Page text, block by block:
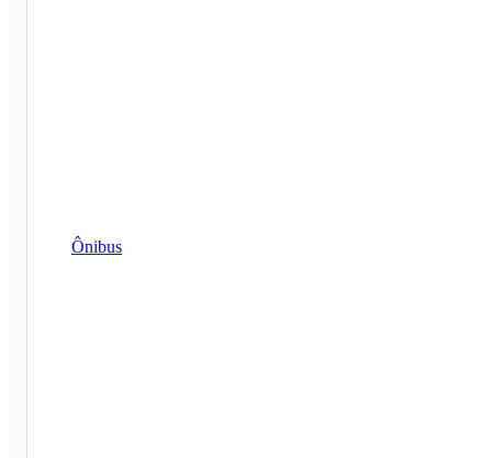
Ônibus